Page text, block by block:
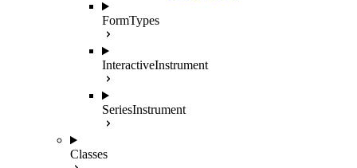
FormTypes
InteractiveInstrument
SeriesInstrument
Classes